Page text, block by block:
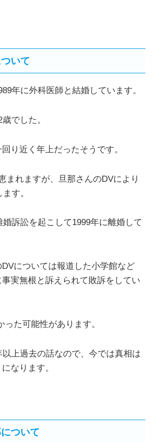
いて
年に外科医師と結婚しています。
でした。
り近く年上だったそうです。
まれますが、旦那さんのDVにより
す。
婚訴訟を起こして1999年に離婚して
については報道した小学館など
実無根と訴えられて敗訴をしてい
った可能性があります。
上過去の話なので、今では真相は
なります。
ついて